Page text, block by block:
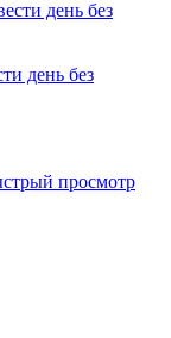
день без
просмотр